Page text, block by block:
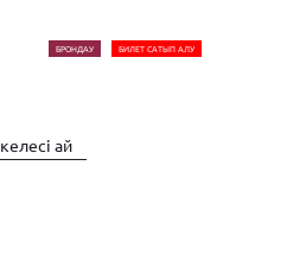
БРОНДАУ БИЛЕТ САТЫП АЛУ
келесі ай